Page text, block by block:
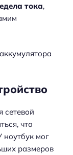
тока,
сетевой
что
ноутбук мог
размеров